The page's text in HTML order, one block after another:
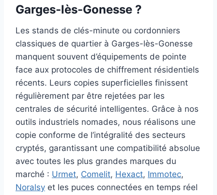
Garges-lès-Gonesse ?
Les stands de clés-minute ou cordonniers
classiques de quartier à Garges-lès-Gonesse
manquent souvent d’équipements de pointe
face aux protocoles de chiffrement résidentiels
récents. Leurs copies superficielles finissent
régulièrement par être rejetées par les
centrales de sécurité intelligentes. Grâce à nos
outils industriels nomades, nous réalisons une
copie conforme de l’intégralité des secteurs
cryptés, garantissant une compatibilité absolue
avec toutes les plus grandes marques du
marché : Urmet, Comelit, Hexact, Immotec,
Noralsy et les puces connectées en temps réel